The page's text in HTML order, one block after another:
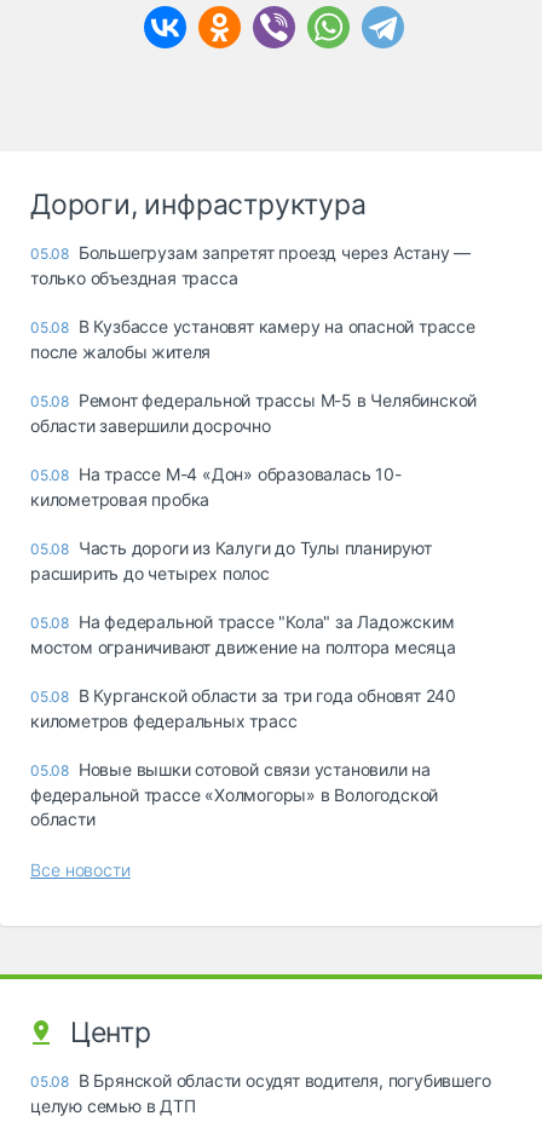
Дороги, инфраструктура
05.08 Большегрузам запретят проезд через Астану —
только объездная трасса
05.08 В Кузбассе установят камеру на опасной трассе
после жалобы жителя
05.08 Ремонт федеральной трассы М-5 в Челябинской
области завершили досрочно
05.08 На трассе М-4 «Дон» образовалась 10-
километровая пробка
05.08 Часть дороги из Калуги до Тулы планируют
расширить до четырех полос
05.08 На федеральной трассе "Кола" за Ладожским
мостом ограничивают движение на полтора месяца
05.08 В Курганской области за три года обновят 240
километров федеральных трасс
05.08 Новые вышки сотовой связи установили на
федеральной трассе «Холмогоры» в Вологодской
области
Все новости
Центр
05.08 В Брянской области осудят водителя, погубившего
целую семью в ДТП